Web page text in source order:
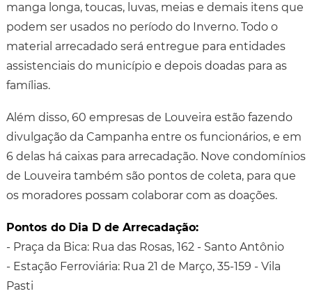
manga longa, toucas, luvas, meias e demais itens que
podem ser usados no período do Inverno. Todo o
material arrecadado será entregue para entidades
assistenciais do município e depois doadas para as
famílias.
Além disso, 60 empresas de Louveira estão fazendo
divulgação da Campanha entre os funcionários, e em
6 delas há caixas para arrecadação. Nove condomínios
de Louveira também são pontos de coleta, para que
os moradores possam colaborar com as doações.
Pontos do Dia D de Arrecadação:
- Praça da Bica: Rua das Rosas, 162 - Santo Antônio
- Estação Ferroviária: Rua 21 de Março, 35-159 - Vila
Pasti